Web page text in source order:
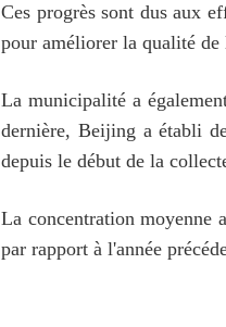
Ces progrès sont dus aux
pour améliorer la qualité de
La municipalité a
dernière, Beijing a établi
depuis le début de la
La concentration moyenne
par rapport à l'année